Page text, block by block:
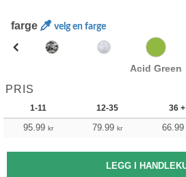
farge velg en farge
Acid Green
PRIS
1-11 12-35 36 +
95.99 kr 79.99 kr 66.99